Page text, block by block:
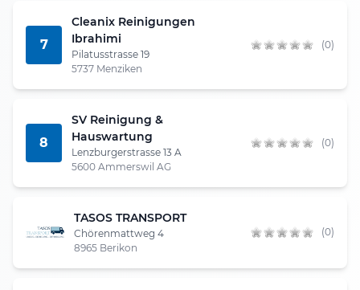
7
Cleanix Reinigungen
Ibrahimi
Pilatusstrasse 19
5737 Menziken
(0)
8
SV Reinigung &
Hauswartung
Lenzburgerstrasse 13 A
5600 Ammerswil AG
(0)
TASOS TRANSPORT
Chörenmattweg 4
8965 Berikon
(0)